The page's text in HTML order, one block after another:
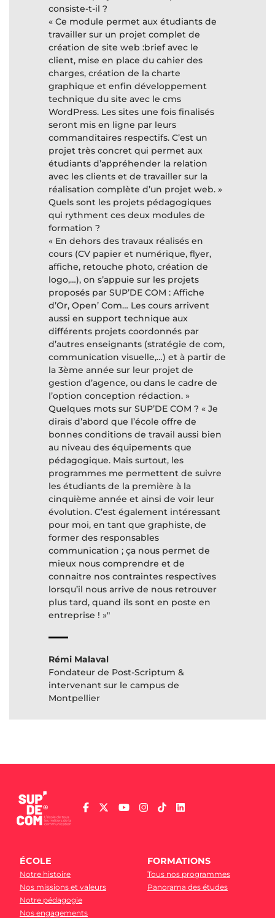
consiste-t-il ?
« Ce module permet aux étudiants de
travailler sur un projet complet de
création de site web :brief avec le
client, mise en place du cahier des
charges, création de la charte
graphique et enfin développement
technique du site avec le cms
WordPress. Les sites une fois finalisés
seront mis en ligne par leurs
commanditaires respectifs. C’est un
projet très concret qui permet aux
étudiants d’appréhender la relation
avec les clients et de travailler sur la
réalisation complète d’un projet web. »
Quels sont les projets pédagogiques
qui rythment ces deux modules de
formation ?
« En dehors des travaux réalisés en
cours (CV papier et numérique, flyer,
affiche, retouche photo, création de
logo,…), on s’appuie sur les projets
proposés par SUP’DE COM : Affiche
d’Or, Open’ Com… Les cours arrivent
aussi en support technique aux
différents projets coordonnés par
d’autres enseignants (stratégie de com,
communication visuelle,…) et à partir de
la 3ème année sur leur projet de
gestion d’agence, ou dans le cadre de
l’option conception rédaction. »
Quelques mots sur SUP’DE COM ? « Je
dirais d’abord que l’école offre de
bonnes conditions de travail aussi bien
au niveau des équipements que
pédagogique. Mais surtout, les
programmes me permettent de suivre
les étudiants de la première à la
cinquième année et ainsi de voir leur
évolution. C’est également intéressant
pour moi, en tant que graphiste, de
former des responsables
communication ; ça nous permet de
mieux nous comprendre et de
connaitre nos contraintes respectives
lorsqu’il nous arrive de nous retrouver
plus tard, quand ils sont en poste en
Rémi Malaval
Fondateur de Post-Scriptum &
intervenant sur le campus de
Montpellier
ÉCOLE
Notre histoire
Nos missions et valeurs
Notre pédagogie
Nos engagements
FORMATIONS
Tous nos programmes
Panorama des études